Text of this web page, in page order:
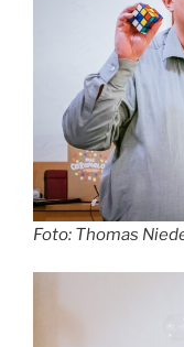
Foto: Thomas